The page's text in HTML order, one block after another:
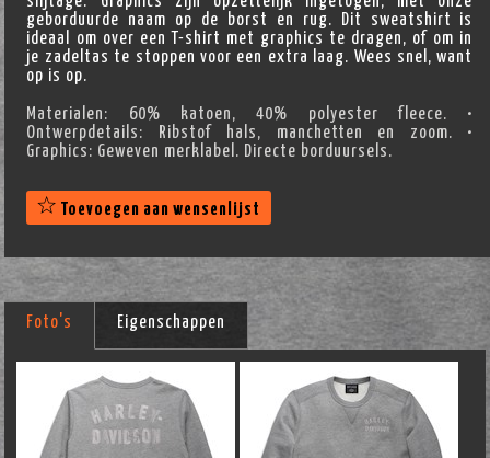
geborduurde naam op de borst en rug. Dit sweatshirt is
ideaal om over een T-shirt met graphics te dragen, of om in
je zadeltas te stoppen voor een extra laag. Wees snel, want
op is op.
Materialen: 60% katoen, 40% polyester fleece. •
Ontwerpdetails: Ribstof hals, manchetten en zoom. •
Graphics: Geweven merklabel. Directe borduursels.
Toevoegen aan wensenlijst
Foto's Eigenschappen